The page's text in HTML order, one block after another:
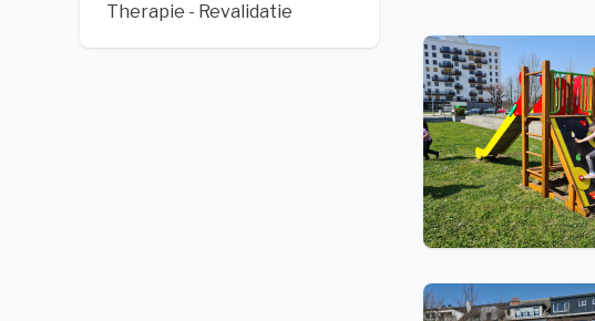
Therapie - Revalidatie